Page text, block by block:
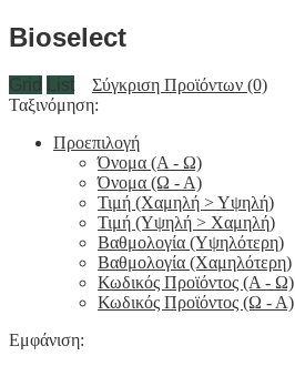
Bioselect
Grid List
Σύγκριση Προϊόντων (0)
Ταξινόμηση:
Προεπιλογή
Όνομα (A - Ω)
Όνομα (Ω - Α)
Τιμή (Χαμηλή > Υψηλή)
Τιμή (Υψηλή > Χαμηλή)
Βαθμολογία (Υψηλότερη)
Βαθμολογία (Χαμηλότερη)
Κωδικός Προϊόντος (Α - Ω)
Κωδικός Προϊόντος (Ω - Α)
Εμφάνιση: